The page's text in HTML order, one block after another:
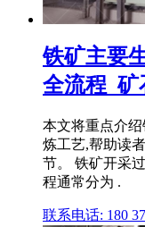
铁矿主要
全流程_矿
本文将重点介
炼工艺,帮助读
节。 铁矿开采
程通常分为 .
联系电话: 180